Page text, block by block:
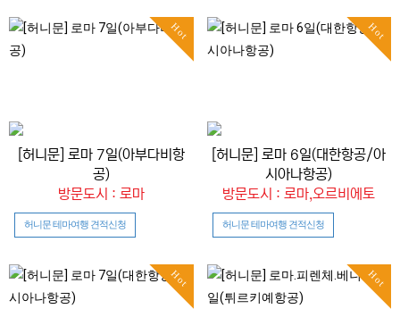
Hot
[허니문] 로마 7일(아부다비항
공)
방문도시 : 로마
허니문 테마여행 견적신청
Hot
[허니문] 로마 6일(대한항공/아
시아나항공)
방문도시 : 로마,오르비에토
허니문 테마여행 견적신청
Hot Hot